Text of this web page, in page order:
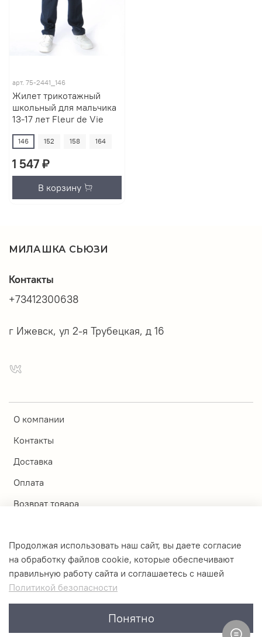
арт. 75-2441_146
Жилет трикотажный
школьный для мальчика
13-17 лет Fleur de Vie
146 152 158 164
1 547 ₽
В корзину
МИЛАШКА СЬЮЗИ
О компании
Контакты
Доставка
Оплата
Возврат товара
Личный кабинет
Оферта и политика конфиденциальности
Контакты
+73412300638
г Ижевск, ул 2-я Трубецкая, д 16
Продолжая использовать наш сайт, вы даете согласие
на обработку файлов cookie, которые обеспечивают
правильную работу сайта и соглашаетесь с нашей
Политикой безопасности
Понятно